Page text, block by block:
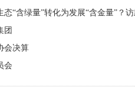
“含绿量”转化为发展“含金量”？
团
会决算
会